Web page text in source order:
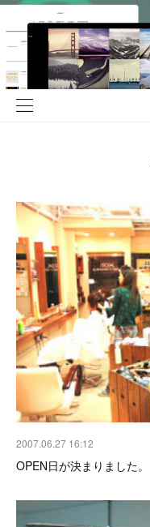
2007.06.27 16:12
OPEN日が決まりました。